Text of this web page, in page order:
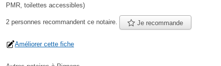
PMR, toilettes accessibles)
2 personnes recommandent ce notaire. Je recommande
Améliorer cette fiche